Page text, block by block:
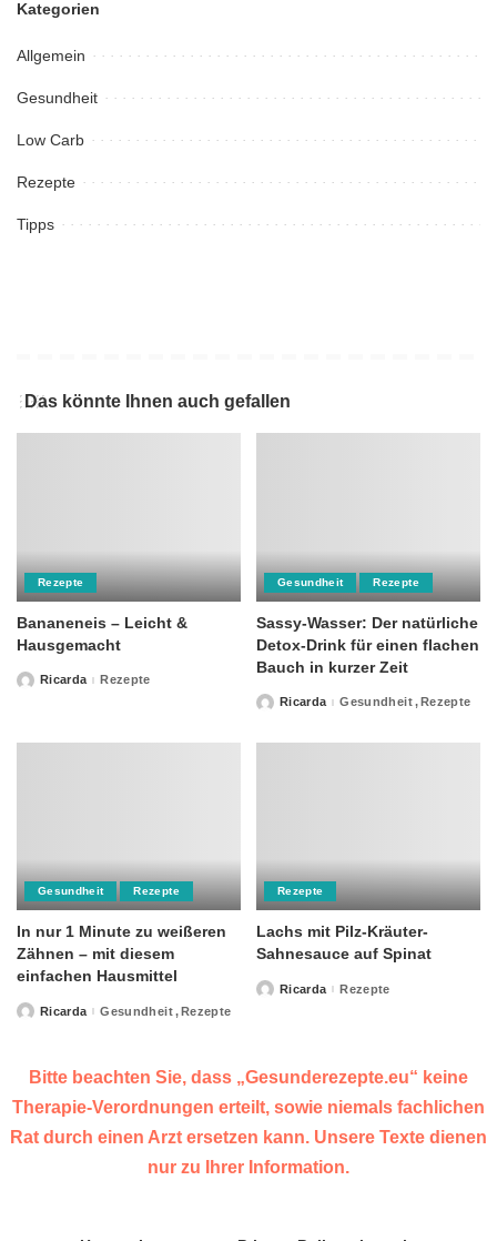
Kategorien
Allgemein
Gesundheit
Low Carb
Rezepte
Tipps
Das könnte Ihnen auch gefallen
Rezepte
Bananeneis – Leicht &
Hausgemacht
PostedRicarda Rezepte
Gesundheit Rezepte
Sassy-Wasser: Der natürliche
Detox-Drink für einen flachen
Bauch in kurzer Zeit
PostedRicarda Gesundheit Rezepte
Gesundheit Rezepte
In nur 1 Minute zu weißeren
Zähnen – mit diesem
einfachen Hausmittel
PostedRicarda Gesundheit Rezepte
Rezepte
Lachs mit Pilz-Kräuter-
Sahnesauce auf Spinat
PostedRicarda Rezepte
Bitte beachten Sie, dass „Gesunderezepte.eu“ keine
Therapie-Verordnungen erteilt, sowie niemals fachlichen
Rat durch einen Arzt ersetzen kann. Unsere Texte dienen
nur zu Ihrer Information.